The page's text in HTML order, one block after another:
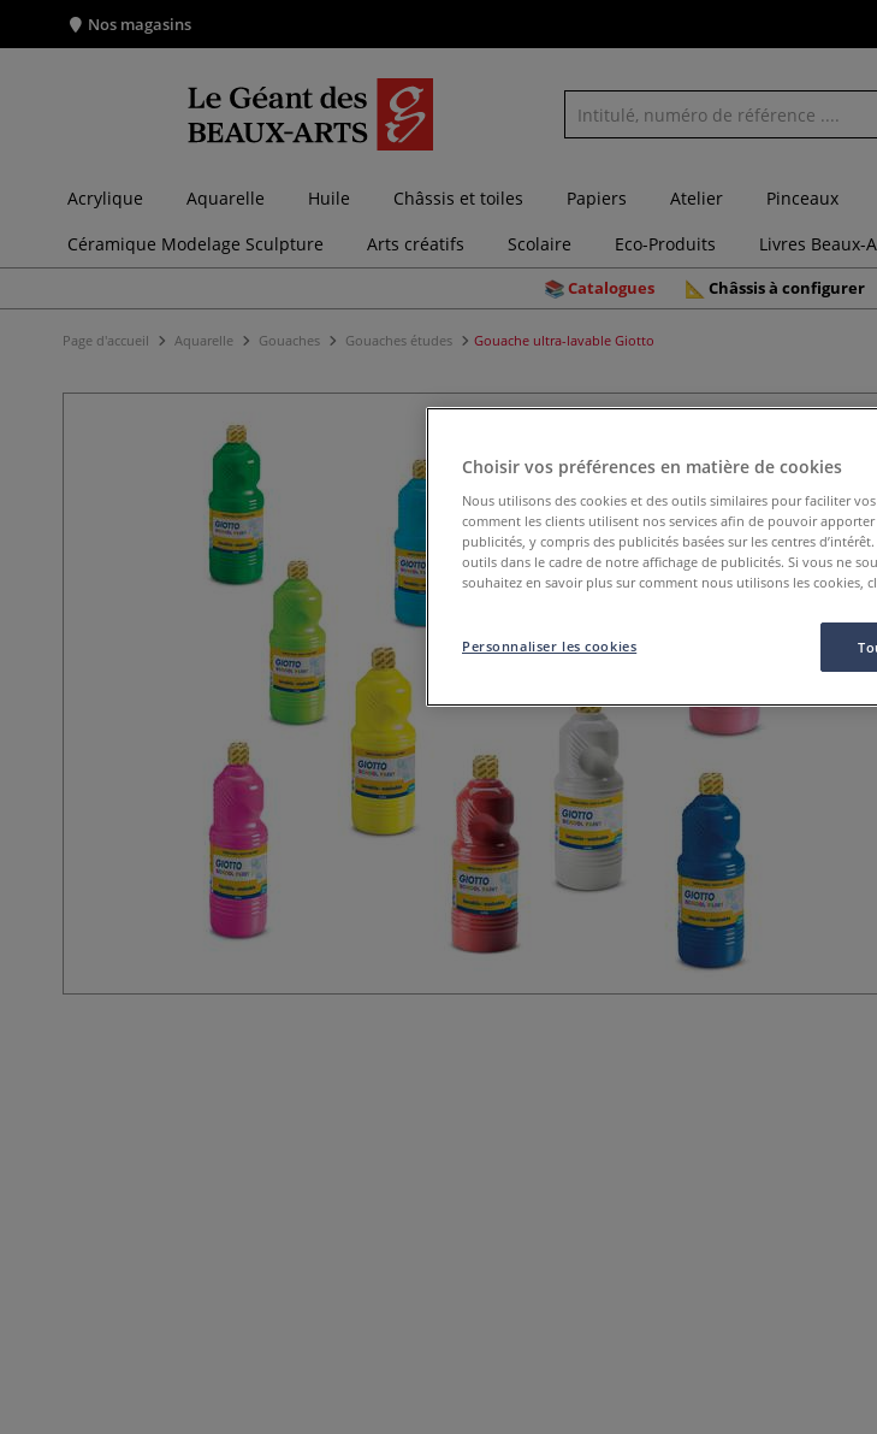
Nos magasins
Acrylique Aquarelle Huile Châssis et toiles Papiers Atelier Pinceaux
Céramique Modelage Sculpture
Arts créatifs Scolaire Eco-Produits Livres Beaux-
Catalogues Châssis à configurer
Page d'accueil Aquarelle Gouaches Gouaches études Gouache ultra-lavable Giotto
Choisir vos préférences en matière de cookies
Nous utilisons des cookies et des outils similaires pour faciliter
comment les clients utilisent nos services afin de pouvoir
publicités, y compris des publicités basées sur les centres
outils dans le cadre de notre affichage de publicités. Si vous ne
souhaitez en savoir plus sur comment nous utilisons les cookies,
Personnaliser les cookies